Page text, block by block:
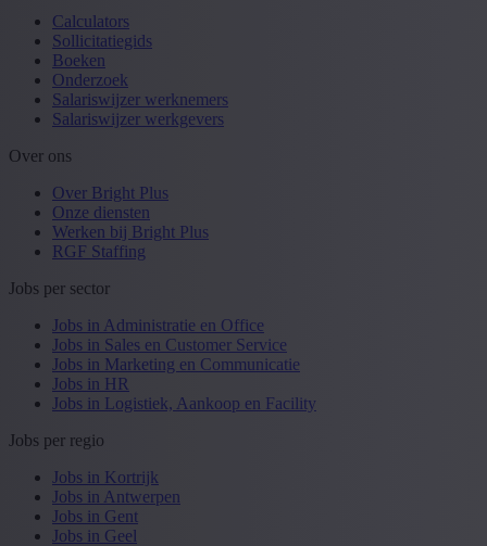
Calculators
Sollicitatiegids
Boeken
Onderzoek
Salariswijzer werknemers
Salariswijzer werkgevers
Over ons
Over Bright Plus
Onze diensten
Werken bij Bright Plus
RGF Staffing
Jobs per sector
Jobs in Administratie en Office
Jobs in Sales en Customer Service
Jobs in Marketing en Communicatie
Jobs in HR
Jobs in Logistiek, Aankoop en Facility
Jobs per regio
Jobs in Kortrijk
Jobs in Antwerpen
Jobs in Gent
Jobs in Geel